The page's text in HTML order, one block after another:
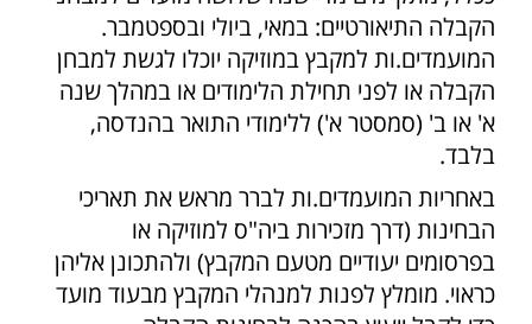
הקבלה התיאורטיים: במאי, ביולי ובספטמבר.
המועמדים.ות למקבץ במוזיקה יוכלו לגשת למבחן
הקבלה או לפני תחילת הלימודים או במהלך שנה
א' או ב' (סמסטר א') ללימודי התואר בהנדסה,
בלבד.
באחריות המועמדים.ות לברר מראש את תאריכי
הבחינות (דרך מזכירות ביה"ס למוזיקה או
בפרסומים יעודיים מטעם המקבץ) ולהתכונן אליהן
כראוי. מומלץ לפנות למנהלי המקבץ מבעוד מועד